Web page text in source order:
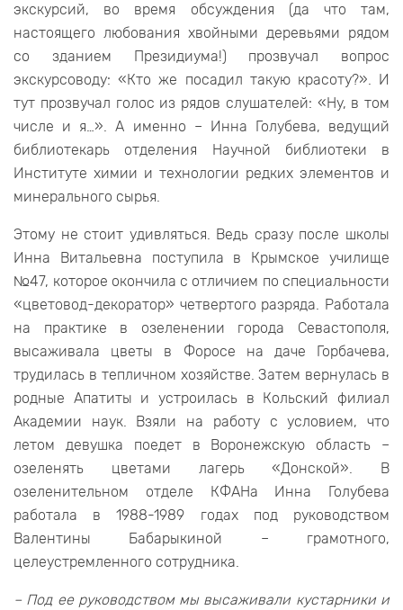
экскурсий, во время обсуждения (да что там,
настоящего любования хвойными деревьями рядом
со зданием Президиума!) прозвучал вопрос
экскурсоводу: «Кто же посадил такую красоту?». И
тут прозвучал голос из рядов слушателей: «Ну, в том
числе и я…». А именно – Инна Голубева, ведущий
библиотекарь отделения Научной библиотеки в
Институте химии и технологии редких элементов и
минерального сырья.
Этому не стоит удивляться. Ведь сразу после школы
Инна Витальевна поступила в Крымское училище
№47, которое окончила с отличием по специальности
«цветовод-декоратор» четвертого разряда. Работала
на практике в озеленении города Севастополя,
высаживала цветы в Форосе на даче Горбачева,
трудилась в тепличном хозяйстве. Затем вернулась в
родные Апатиты и устроилась в Кольский филиал
Академии наук. Взяли на работу с условием, что
летом девушка поедет в Воронежскую область –
озеленять цветами лагерь «Донской». В
озеленительном отделе КФАНа Инна Голубева
работала в 1988-1989 годах под руководством
Валентины Бабарыкиной – грамотного,
целеустремленного сотрудника.
– Под ее руководством мы высаживали кустарники и